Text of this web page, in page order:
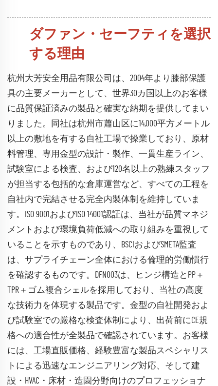
ダファン・セーフティを選択
する理由
杭州大芳安全用品有限公司は、2004年より膝部保護
具の主要メーカーとして、世界30カ国以上のお客様
に品質保証済みの製品と確実な納期を提供してまい
りました。同社は杭州市蕭山区に14,000平方メートル
以上の敷地を有する自社工場で操業しており、原材
料管理、専用金型の設計・製作、一貫生産ライン、
試験室による検査、および120名以上の熟練スタッフ
が担当する包括的な倉庫運営など、すべての工程を
自社内で完結させる完全内製体制を維持していま
す。ISO 9001およびISO 14001認証は、当社が品質マネジ
メントおよび環境負荷低減への取り組みを重視して
いることを示すものであり、BSCIおよびSMETA監査
は、サプライチェーン全体における倫理的労働慣行
を確認するものです。DFN003は、ヒンジ構造とPP＋
TPR＋ゴム複合シェルを採用しており、当社の高度
な技術力を体現する製品です。金型の自社開発およ
び試験室での厳格な検査体制により、出荷前にCE規
格への適合性が全製品で確認されています。お客様
には、工場直販価格、経験豊富な製品スペシャリス
トによる迅速なエンジニアリング対応、そして建
設・HVAC・床材・造園分野向けのプロフェッショナ